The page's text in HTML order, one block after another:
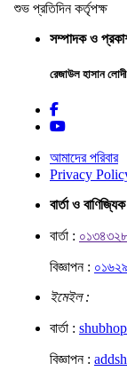
শুভ প্রতিদিন কর্তৃপক্ষ
সম্পাদক ও
রেজাউল হাসান
আমাদের পরিবার
Privacy
বার্তা ও
বার্তা :
বিজ্ঞাপন :
ইমেইল :
বার্তা :
বিজ্ঞাপন :